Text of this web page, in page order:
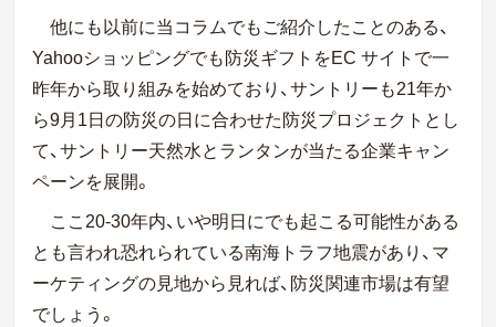
他にも以前に当コラムでもご紹介したことのある、
Yahooショッピングでも防災ギフトをEC サイトで一
昨年から取り組みを始めており、サントリーも21年か
ら9月1日の防災の日に合わせた防災プロジェクトとし
て、サントリー天然水とランタンが当たる企業キャン
ペーンを展開。
ここ20-30年内、いや明日にでも起こる可能性がある
とも言われ恐れられている南海トラフ地震があり、マ
ーケティングの見地から見れば、防災関連市場は有望
でしょう。